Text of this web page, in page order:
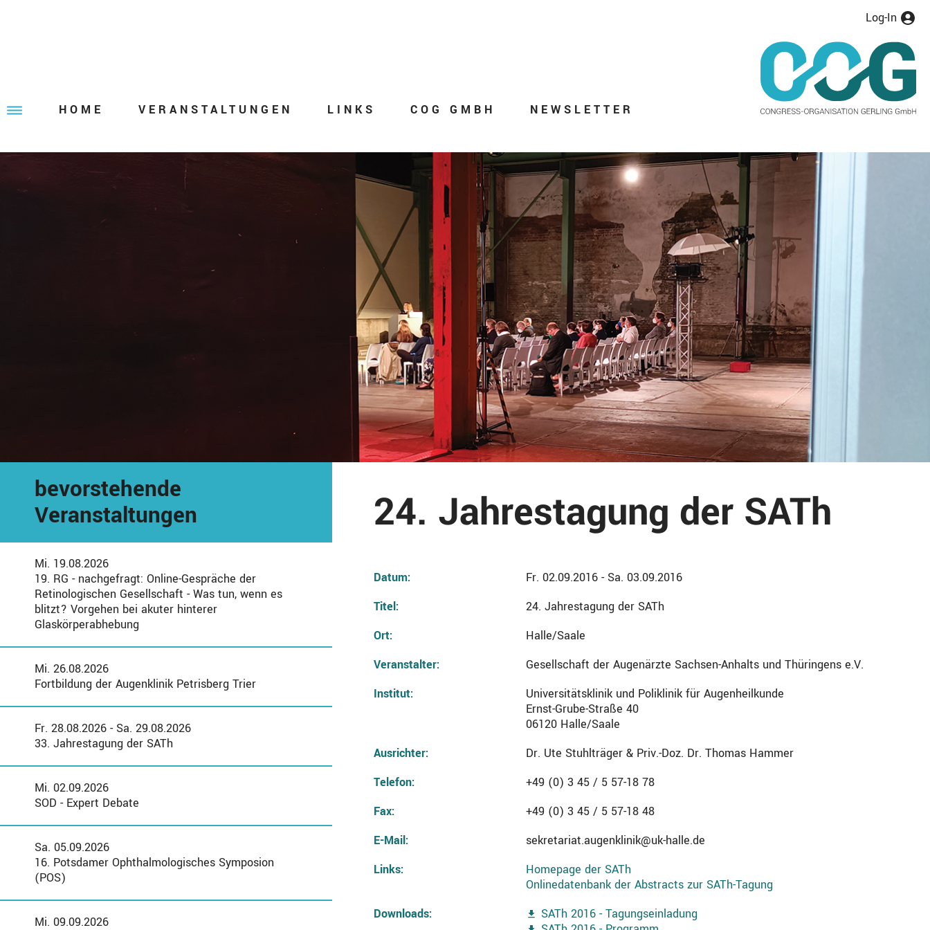
HOME VERANSTALTUNGEN LINKS COG GMBH NEWSLETTER
Log-In
24. Jahrestagung der SATh
Datum:
Fr. 02.09.2016 - Sa. 03.09.2016
Titel:
24. Jahrestagung der SATh
Ort:
Halle/Saale
Veranstalter:
Gesellschaft der Augenärzte Sachsen-Anhalts und Thüringens e.V.
Institut:
Universitätsklinik und Poliklinik für Augenheilkunde
Ernst-Grube-Straße 40
06120 Halle/Saale
Ausrichter:
Dr. Ute Stuhlträger & Priv.-Doz. Dr. Thomas Hammer
Telefon:
+49 (0) 3 45 / 5 57-18 78
Fax:
+49 (0) 3 45 / 5 57-18 48
E-Mail:
sekretariat.augenklinik@uk-halle.de
Links:
Homepage der SATh
Onlinedatenbank der Abstracts zur SATh-Tagung
Downloads:
SATh 2016 - Tagungseinladung
bevorstehende
Veranstaltungen
Mi. 19.08.2026
19. RG - nachgefragt: Online-Gespräche der
Retinologischen Gesellschaft - Was tun, wenn es
blitzt? Vorgehen bei akuter hinterer
Glaskörperabhebung
Mi. 26.08.2026
Fortbildung der Augenklinik Petrisberg Trier
Fr. 28.08.2026 - Sa. 29.08.2026
33. Jahrestagung der SATh
Mi. 02.09.2026
SOD - Expert Debate
Sa. 05.09.2026
16. Potsdamer Ophthalmologisches Symposion
(POS)
Mi. 09.09.2026